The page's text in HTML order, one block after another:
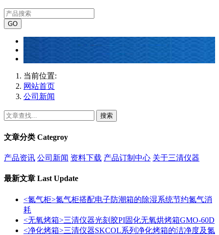
当前位置:
网站首页
公司新闻
搜索
文章分类 Categroy
产品资讯 公司新闻 资料下载 产品订制中心 关于三清仪器
最新文章 Last Update
<氮气柜>氮气柜搭配电子防潮箱的除湿系统节约氮气消
耗
<无氧烤箱>三清仪器光刻胶PI固化无氧烘烤箱GMO-60D
<净化烤箱>三清仪器SKCOL系列净化烤箱的洁净度及氮